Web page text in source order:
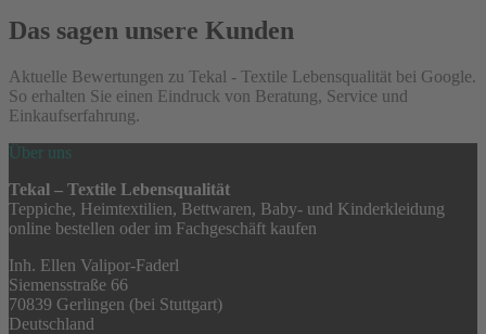
Das sagen unsere Kunden
Aktuelle Bewertungen zu Tekal - Textile Lebensqualität bei Google.
So erhalten Sie einen Eindruck von Beratung, Service und
Einkaufserfahrung.
Über uns
Tekal – Textile Lebensqualität
Teppiche, Heimtextilien, Bettwaren, Baby- und Kinderkleidung
online bestellen oder im Fachgeschäft kaufen
Inh. Ellen Valipor-Faderl
Siemensstraße 66
70839 Gerlingen (bei Stuttgart)
Deutschland